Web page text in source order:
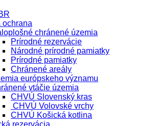
ochrana
chránené územia
Prírodné rezervácie
Národné prírodné pamiatky
Prírodné pamiatky
Chránené areály
európskeho významu
vtáčie územia
CHVÚ Slovenský kras
CHVÚ Volovské vrchy
CHVÚ Košická kotlina
rezervácia